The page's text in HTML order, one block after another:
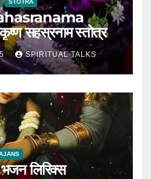
STOTRA
सहस्रनाम स्तोत्र
SPIRITUAL TALKS
भजन लिरिक्स